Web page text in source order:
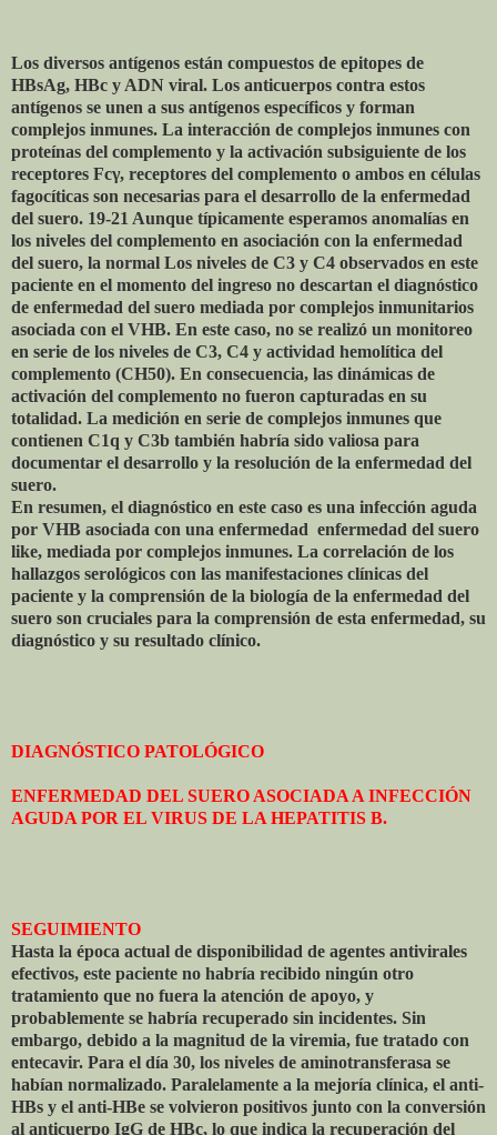
Los diversos antígenos están compuestos de epitopes de
HBsAg, HBc y ADN viral. Los anticuerpos contra estos
antígenos se unen a sus antígenos específicos y forman
complejos inmunes. La interacción de complejos inmunes con
proteínas del complemento y la activación subsiguiente de los
receptores Fcγ, receptores del complemento o ambos en células
fagocíticas son necesarias para el desarrollo de la enfermedad
del suero. 19-21 Aunque típicamente esperamos anomalías en
los niveles del complemento en asociación con la enfermedad
del suero, la normal Los niveles de C3 y C4 observados en este
paciente en el momento del ingreso no descartan el diagnóstico
de enfermedad del suero mediada por complejos inmunitarios
asociada con el VHB. En este caso, no se realizó un monitoreo
en serie de los niveles de C3, C4 y actividad hemolítica del
complemento (CH50). En consecuencia, las dinámicas de
activación del complemento no fueron capturadas en su
totalidad. La medición en serie de complejos inmunes que
contienen C1q y C3b también habría sido valiosa para
documentar el desarrollo y la resolución de la enfermedad del
suero.
En resumen, el diagnóstico en este caso es una infección aguda
por VHB asociada con una enfermedad enfermedad del suero
like, mediada por complejos inmunes. La correlación de los
hallazgos serológicos con las manifestaciones clínicas del
paciente y la comprensión de la biología de la enfermedad del
suero son cruciales para la comprensión de esta enfermedad, su
diagnóstico y su resultado clínico.
DIAGNÓSTICO PATOLÓGICO
ENFERMEDAD DEL SUERO ASOCIADA A INFECCIÓN
AGUDA POR EL VIRUS DE LA HEPATITIS B.
SEGUIMIENTO
Hasta la época actual de disponibilidad de agentes antivirales
efectivos, este paciente no habría recibido ningún otro
tratamiento que no fuera la atención de apoyo, y
probablemente se habría recuperado sin incidentes. Sin
embargo, debido a la magnitud de la viremia, fue tratado con
entecavir. Para el día 30, los niveles de aminotransferasa se
habían normalizado. Paralelamente a la mejoría clínica, el anti-
HBs y el anti-HBe se volvieron positivos junto con la conversión
al anticuerpo IgG de HBc, lo que indica la recuperación del